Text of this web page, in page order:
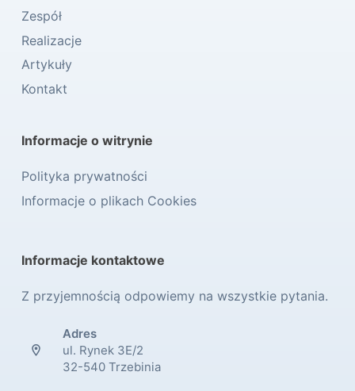
Zespół
Realizacje
Artykuły
Kontakt
Informacje o witrynie
Polityka prywatności
Informacje o plikach Cookies
Informacje kontaktowe
Z przyjemnością odpowiemy na wszystkie pytania.
Adres
ul. Rynek 3E/2
32-540 Trzebinia